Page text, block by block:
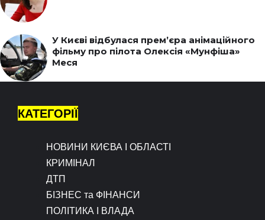
У Києві відбулася прем’єра анімаційного
фільму про пілота Олексія «Мунфіша»
Меся
КАТЕГОРІЇ
НОВИНИ КИЄВА І ОБЛАСТІ
КРИМІНАЛ
ДТП
БІЗНЕС та ФІНАНСИ
ПОЛІТИКА І ВЛАДА